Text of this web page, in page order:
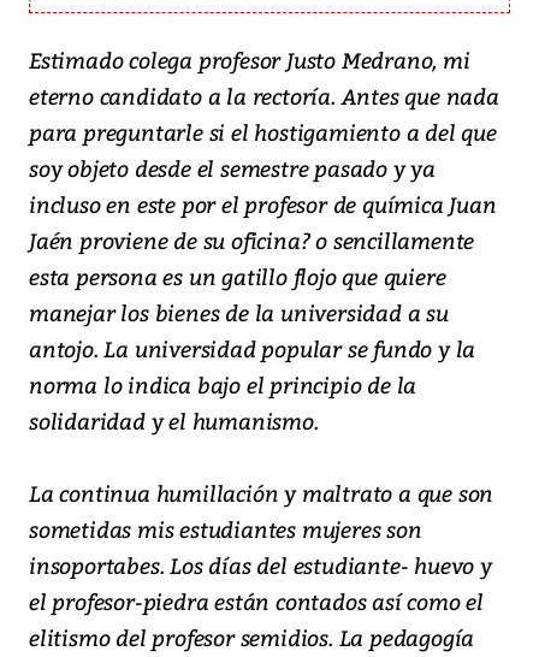
Estimado colega profesor Justo Medrano, mi
eterno candidato a la rectoría. Antes que nada
para preguntarle si el hostigamiento a del que
soy objeto desde el semestre pasado y ya
incluso en este por el profesor de química Juan
Jaén proviene de su oficina? o sencillamente
esta persona es un gatillo flojo que quiere
manejar los bienes de la universidad a su
antojo. La universidad popular se fundo y la
norma lo indica bajo el principio de la
solidaridad y el humanismo.
La continua humillación y maltrato a que son
sometidas mis estudiantes mujeres son
insoportabes. Los días del estudiante- huevo y
el profesor-piedra están contados así como el
elitismo del profesor semidios. La pedagogía